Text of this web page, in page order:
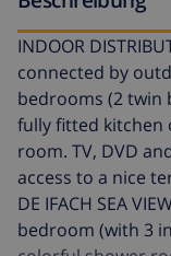
INDOOR
connected by
bedrooms (2 twin
fully fitted kitchen
room. TV, DVD
access to a nice
DE IFACH SEA
bedroom (with 3